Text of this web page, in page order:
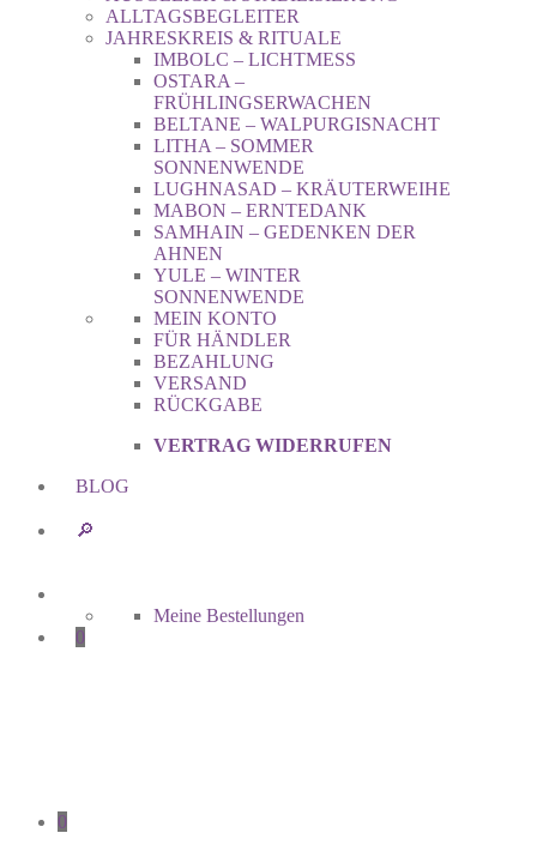
ALLTAGSBEGLEITER
JAHRESKREIS & RITUALE
IMBOLC – LICHTMESS
OSTARA –
FRÜHLINGSERWACHEN
BELTANE – WALPURGISNACHT
LITHA – SOMMER
SONNENWENDE
LUGHNASAD – KRÄUTERWEIHE
MABON – ERNTEDANK
SAMHAIN – GEDENKEN DER
AHNEN
YULE – WINTER
SONNENWENDE
MEIN KONTO
FÜR HÄNDLER
BEZAHLUNG
VERSAND
RÜCKGABE
VERTRAG WIDERRUFEN
BLOG
🔎︎
Meine Bestellungen
0
0